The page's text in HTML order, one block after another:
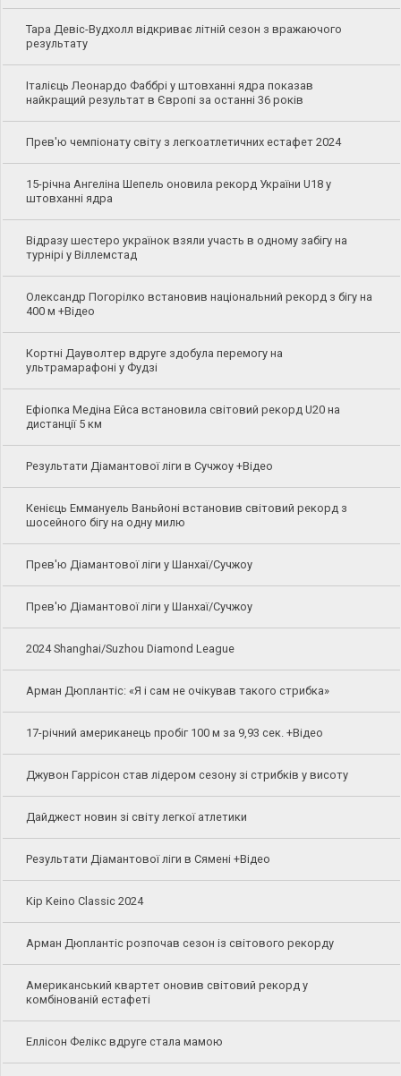
Тара Девіс-Вудхолл відкриває літній сезон з вражаючого
результату
Італієць Леонардо Фаббрі у штовханні ядра показав
найкращий результат в Європі за останні 36 років
Прев'ю чемпіонату світу з легкоатлетичних естафет 2024
15-річна Ангеліна Шепель оновила рекорд України U18 у
штовханні ядра
Відразу шестеро українок взяли участь в одному забігу на
турнірі у Віллемстад
Олександр Погорілко встановив національний рекорд з бігу на
400 м +Відео
Кортні Дауволтер вдруге здобула перемогу на
ультрамарафоні у Фудзі
Ефіопка Медіна Ейса встановила світовий рекорд U20 на
дистанції 5 км
Результати Діамантової ліги в Сучжоу +Відео
Кенієць Еммануель Ваньйоні встановив світовий рекорд з
шосейного бігу на одну милю
Прев'ю Діамантової ліги у Шанхаї/Сучжоу
Прев'ю Діамантової ліги у Шанхаї/Сучжоу
2024 Shanghai/Suzhou Diamond League
Арман Дюплантіс: «Я і сам не очікував такого стрибка»
17-річний американець пробіг 100 м за 9,93 сек. +Відео
Джувон Гаррісон став лідером сезону зі стрибків у висоту
Дайджест новин зі світу легкої атлетики
Результати Діамантової ліги в Сямені +Відео
Kip Keino Classic 2024
Арман Дюплантіс розпочав сезон із світового рекорду
Американський квартет оновив світовий рекорд у
комбінованій естафеті
Еллісон Фелікс вдруге стала мамою